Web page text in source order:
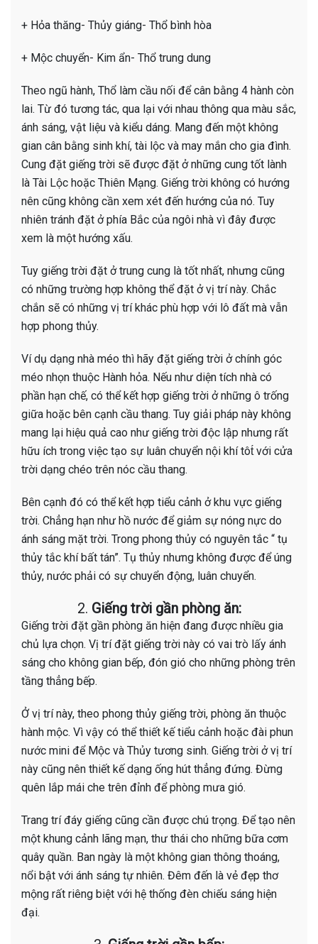
+ Hỏa thăng- Thủy giáng- Thổ bình hòa
+ Mộc chuyển- Kim ẩn- Thổ trung dung
Theo ngũ hành, Thổ làm cầu nối để cân bằng 4 hành còn
lai. Từ đó tương tác, qua lại với nhau thông qua màu sắc,
ánh sáng, vật liệu và kiểu dáng. Mang đến một không
gian cân bằng sinh khí, tài lộc và may mắn cho gia đình.
Cung đặt giếng trời sẽ được đặt ở những cung tốt lành
là Tài Lộc hoặc Thiên Mạng. Giếng trời không có hướng
nên cũng không cần xem xét đến hướng của nó. Tuy
nhiên tránh đặt ở phía Bắc của ngôi nhà vì đây được
xem là một hướng xấu.
Tuy giếng trời đặt ở trung cung là tốt nhất, nhưng cũng
có những trường hợp không thể đặt ở vị trí này. Chắc
chắn sẽ có những vị trí khác phù hợp với lô đất mà vẫn
hợp phong thủy.
Ví dụ dạng nhà méo thì hãy đặt giếng trời ở chính góc
méo nhọn thuộc Hành hỏa. Nếu như diện tích nhà có
phần hạn chế, có thể kết hợp giếng trời ở những ô trống
giữa hoặc bên cạnh cầu thang. Tuy giải pháp này không
mang lại hiệu quả cao như giếng trời độc lập nhưng rất
hữu ích trong việc tạo sự luân chuyển nội khí tôt́ với cửa
trời dạng chéo trên nóc cầu thang.
Bên cạnh đó có thể kết hợp tiểu cảnh ở khu vực giếng
trời. Chẳng hạn như hồ nước để giảm sự nóng nực do
ánh sáng mặt trời. Trong phong thủy có nguyên tắc “ tụ
thủy tắc khí bất tán”. Tụ thủy nhưng không được để úng
thủy, nước phải có sự chuyển động, luân chuyển.
2. Giếng trời gần phòng ăn:
Giếng trời đặt gần phòng ăn hiện đang được nhiều gia
chủ lựa chọn. Vị trí đặt giếng trời này có vai trò lấy ánh
sáng cho không gian bếp, đón gió cho những phòng trên
tầng thẳng bếp.
Ở vị trí này, theo phong thủy giếng trời, phòng ăn thuộc
hành mộc. Vì vậy có thể thiết kế tiểu cảnh hoặc đài phun
nước mini để Mộc và Thủy tương sinh. Giếng trời ở vị trí
này cũng nên thiết kế dạng ống hút thẳng đứng. Đừng
quên lắp mái che trên đỉnh để phòng mưa gió.
Trang trí đáy giếng cũng cần được chú trọng. Để tạo nên
một khung cảnh lãng mạn, thư thái cho những bữa cơm
quây quần. Ban ngày là một không gian thông thoáng,
nổi bật với ánh sáng tự nhiên. Đêm đến là vẻ đẹp thơ
mộng rất riêng biệt với hệ thống đèn chiếu sáng hiện
đại.